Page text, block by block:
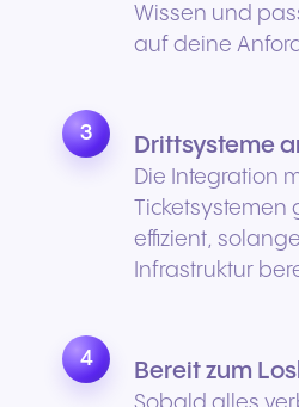
Wissen und
auf deine
3
Drittsysteme
Die Integration
Ticketsystemen
effizient,
Infrastruktur
4
Bereit zum